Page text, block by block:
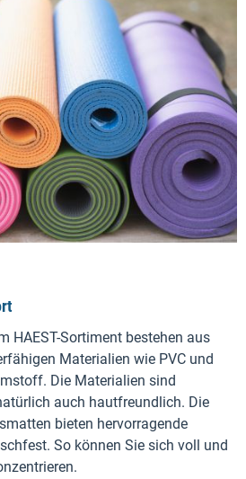
HAEST-Sortiment bestehen aus
Materialien wie PVC und
Die Materialien sind
auch hautfreundlich. Die
bieten hervorragende
So können Sie sich voll und